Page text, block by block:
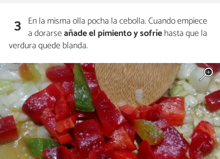
3 En la misma olla pocha la cebolla. Cuando empiece
a dorarseañade el pimiento y sofríehasta que la
verdura quede blanda.